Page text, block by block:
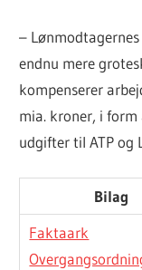
–
endnu mere
kompenserer
mia. kroner, i
udgifter til ATP og
Bilag
Faktaark